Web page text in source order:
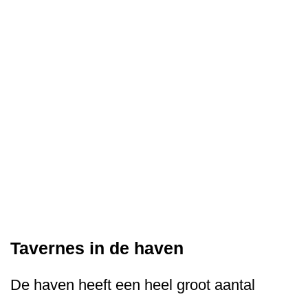
Tavernes in de haven
De haven heeft een heel groot aantal